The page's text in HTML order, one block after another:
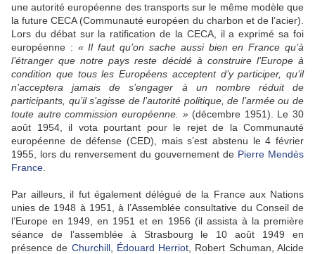
une autorité européenne des transports sur le même modèle que
la future CECA (Communauté européen du charbon et de l’acier).
Lors du débat sur la ratification de la CECA, il a exprimé sa foi
européenne : « Il faut qu’on sache aussi bien en France qu’à
l’étranger que notre pays reste décidé à construire l’Europe à
condition que tous les Européens acceptent d’y participer, qu’il
n’acceptera jamais de s’engager à un nombre réduit de
participants, qu’il s’agisse de l’autorité politique, de l’armée ou de
toute autre commission européenne. »(décembre 1951). Le 30
août 1954, il vota pourtant pour le rejet de la Communauté
européenne de défense (CED), mais s’est abstenu le 4 février
1955, lors du renversement du gouvernement de Pierre Mendès
France
Par ailleurs, il fut également délégué de la France aux Nations
unies de 1948 à 1951, à l’Assemblée consultative du Conseil de
l’Europe en 1949, en 1951 et en 1956 (il assista à la première
séance de l’assemblée à Strasbourg le 10 août 1949 en
présence de Churchill, Édouard Herriot , Robert Schuman, Alcide